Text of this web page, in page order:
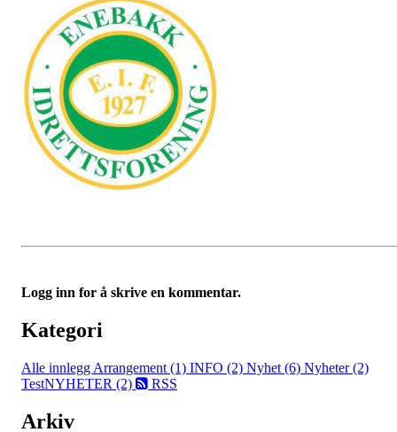
Logg inn for å skrive en kommentar.
Kategori
Alle innlegg Arrangement (1) INFO (2) Nyhet (6) Nyheter (2)
TestNYHETER (2)
RSS
Arkiv